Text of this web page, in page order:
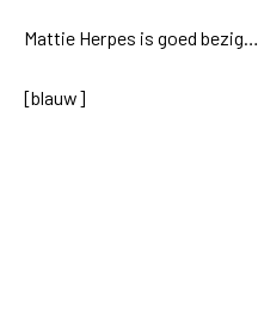
Mattie Herpes is goed bezig…
[blauw]